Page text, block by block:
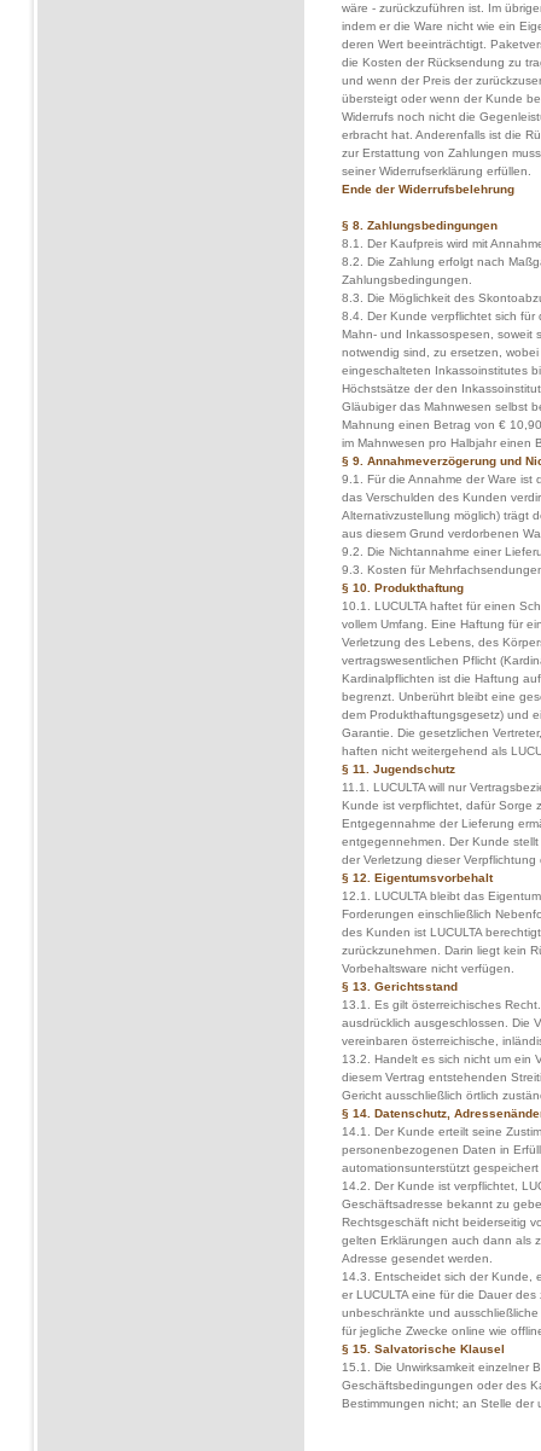
wäre - zurückzuführen ist. Im
indem er die Ware nicht wie ein
deren Wert beeinträchtigt.
die Kosten der Rücksendung zu
und wenn der Preis der
übersteigt oder wenn der Kunde
Widerrufs noch nicht die
erbracht hat. Anderenfalls ist die
zur Erstattung von Zahlungen
seiner Widerrufserklärung erfüllen.
Ende der Widerrufsbelehrung
§ 8. Zahlungsbedingungen
8.1. Der Kaufpreis wird mit
8.2. Die Zahlung erfolgt nach
Zahlungsbedingungen.
8.3. Die Möglichkeit des
8.4. Der Kunde verpflichtet sich
Mahn- und Inkassospesen, soweit
notwendig sind, zu ersetzen,
eingeschalteten Inkassoinstitutes
Höchstsätze der den
Gläubiger das Mahnwesen selbst
Mahnung einen Betrag von €
im Mahnwesen pro Halbjahr einen
§ 9. Annahmeverzögerung und
9.1. Für die Annahme der Ware ist
das Verschulden des Kunden
Alternativzustellung möglich) trägt
aus diesem Grund verdorbenen
9.2. Die Nichtannahme einer
9.3. Kosten für
§ 10. Produkthaftung
10.1. LUCULTA haftet für einen
vollem Umfang. Eine Haftung für
Verletzung des Lebens, des
vertragswesentlichen Pflicht
Kardinalpflichten ist die Haftung
begrenzt. Unberührt bleibt eine
dem Produkthaftungsgesetz) und
Garantie. Die gesetzlichen
haften nicht weitergehend als
§ 11. Jugendschutz
11.1. LUCULTA will nur
Kunde ist verpflichtet, dafür Sorge
Entgegennahme der Lieferung
entgegennehmen. Der Kunde stellt
der Verletzung dieser
§ 12. Eigentumsvorbehalt
12.1. LUCULTA bleibt das
Forderungen einschließlich
des Kunden ist LUCULTA
zurückzunehmen. Darin liegt kein
Vorbehaltsware nicht verfügen.
§ 13. Gerichtsstand
13.1. Es gilt österreichisches
ausdrücklich ausgeschlossen. Die
vereinbaren österreichische,
13.2. Handelt es sich nicht um ein
diesem Vertrag entstehenden
Gericht ausschließlich örtlich
§ 14. Datenschutz,
14.1. Der Kunde erteilt seine
personenbezogenen Daten in
automationsunterstützt
14.2. Der Kunde ist verpflichtet,
Geschäftsadresse bekannt zu
Rechtsgeschäft nicht beiderseitig
gelten Erklärungen auch dann als
Adresse gesendet werden.
14.3. Entscheidet sich der Kunde,
er LUCULTA eine für die Dauer
unbeschränkte und
für jegliche Zwecke online wie
§ 15. Salvatorische Klausel
15.1. Die Unwirksamkeit einzelner
Geschäftsbedingungen oder des
Bestimmungen nicht; an Stelle der